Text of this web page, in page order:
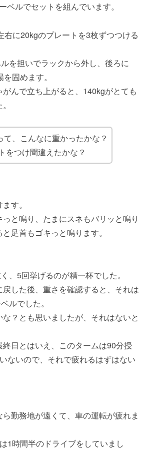
ベルでセットを組んでいます。
右に20kgのプレートを3枚ずつつける
を担いでラックから外し、後ろに
固めます。
がんで立ち上がると、140kgがとても
て、こんなに重かったかな？
をつけ間違えたかな？
す。
と鳴り、たまにスネもバリッと鳴り
足首もゴキっと鳴ります。
、5回挙げるのが精一杯でした。
した後、重さを確認すると、それは
ルでした。
？とも思いましたが、それはないと
日とはいえ、このタームは90分授
ないので、それで疲れるはずはない
勤務地が遠くて、車の運転が疲れま
1時間半のドライブをしていまし